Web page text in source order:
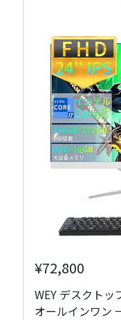
¥72,800
WEY デスクトッ
オールインワン